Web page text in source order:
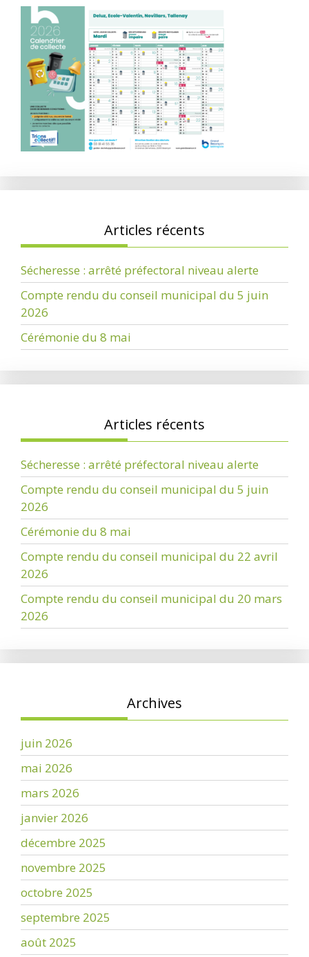
Articles récents
Sécheresse : arrêté préfectoral niveau alerte
Compte rendu du conseil municipal du 5 juin
2026
Cérémonie du 8 mai
Articles récents
Sécheresse : arrêté préfectoral niveau alerte
Compte rendu du conseil municipal du 5 juin
2026
Cérémonie du 8 mai
Compte rendu du conseil municipal du 22 avril
2026
Compte rendu du conseil municipal du 20 mars
2026
Archives
juin 2026
mai 2026
mars 2026
janvier 2026
décembre 2025
novembre 2025
octobre 2025
septembre 2025
août 2025